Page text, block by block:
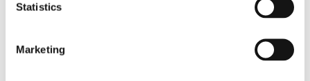
Statistics
Marketing